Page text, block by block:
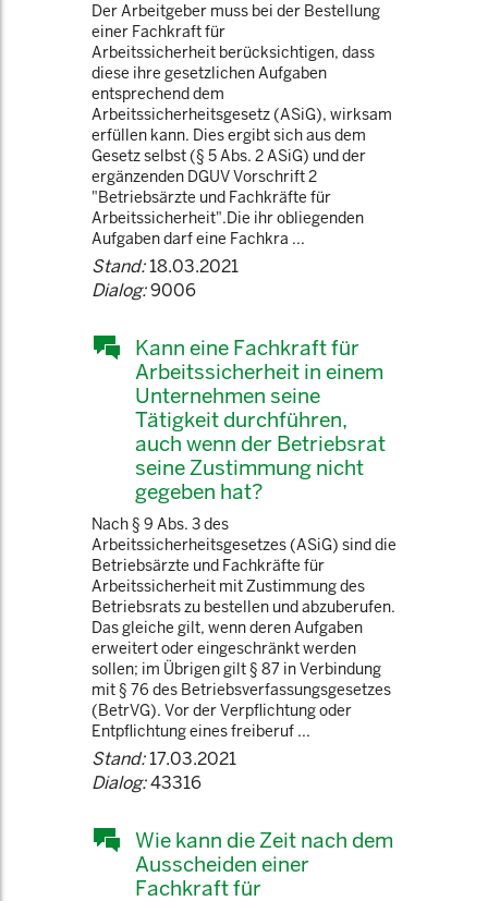
Der Arbeitgeber muss bei der Bestellung
einer Fachkraft für
Arbeitssicherheit berücksichtigen, dass
diese ihre gesetzlichen Aufgaben
entsprechend dem
Arbeitssicherheitsgesetz (ASiG), wirksam
erfüllen kann. Dies ergibt sich aus dem
Gesetz selbst (§ 5 Abs. 2 ASiG) und der
ergänzenden DGUV Vorschrift 2
"Betriebsärzte und Fachkräfte für
Arbeitssicherheit".Die ihr obliegenden
Aufgaben darf eine Fachkra ...
Stand:18.03.2021
Dialog:9006
Kann eine Fachkraft für
Arbeitssicherheit in einem
Unternehmen seine
Tätigkeit durchführen,
auch wenn der Betriebsrat
seine Zustimmung nicht
gegeben hat?
Nach § 9 Abs. 3 des
Arbeitssicherheitsgesetzes (ASiG) sind die
Betriebsärzte und Fachkräfte für
Arbeitssicherheit mit Zustimmung des
Betriebsrats zu bestellen und abzuberufen.
Das gleiche gilt, wenn deren Aufgaben
erweitert oder eingeschränkt werden
sollen; im Übrigen gilt § 87 in Verbindung
mit § 76 des Betriebsverfassungsgesetzes
(BetrVG). Vor der Verpflichtung oder
Entpflichtung eines freiberuf ...
Stand:17.03.2021
Dialog:43316
Wie kann die Zeit nach dem
Ausscheiden einer
Fachkraft für